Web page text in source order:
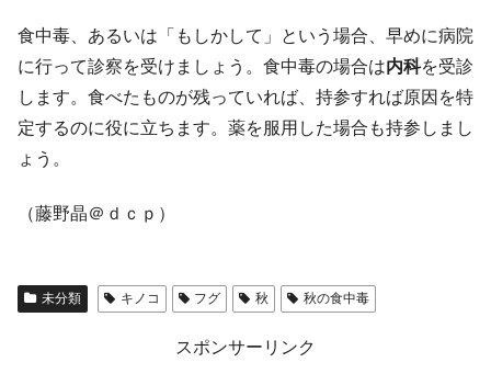
食中毒、あるいは「もしかして」という場合、早めに病院
に行って診察を受けましょう。食中毒の場合は内科を受診
します。食べたものが残っていれば、持参すれば原因を特
定するのに役に立ちます。薬を服用した場合も持参しまし
ょう。
（藤野晶＠ｄｃｐ）
未分類 キノコ フグ 秋 秋の食中毒
スポンサーリンク